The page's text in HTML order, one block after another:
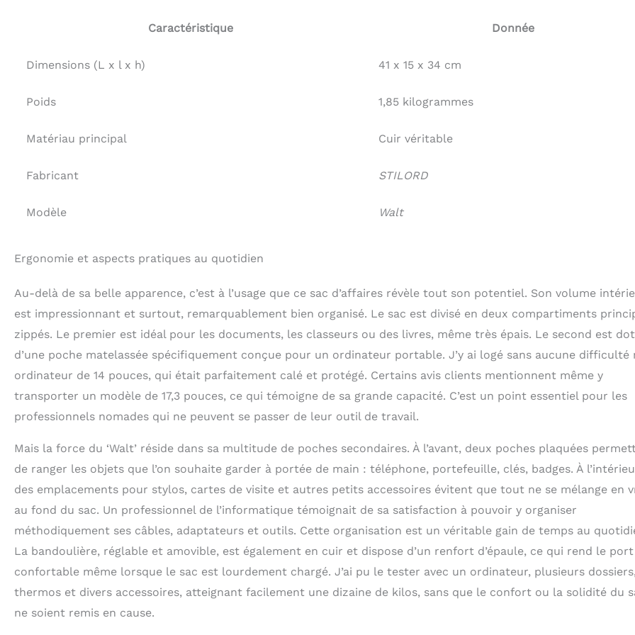
Caractéristique Donnée
Dimensions (L x l x h) 41 x 15 x 34 cm
Poids 1,85 kilogrammes
Matériau principal Cuir véritable
Fabricant STILORD
Modèle Walt
Ergonomie et aspects pratiques au quotidien
Au-delà de sa belle apparence, c’est à l’usage que ce sac d’affaires révèle tout son potentiel. Son volume
est impressionnant et surtout, remarquablement bien organisé. Le sac est divisé en deux compartiments
zippés. Le premier est idéal pour les documents, les classeurs ou des livres, même très épais. Le second est
d’une poche matelassée spécifiquement conçue pour un ordinateur portable. J’y ai logé sans aucune difficulté
ordinateur de 14 pouces, qui était parfaitement calé et protégé. Certains avis clients mentionnent même y
transporter un modèle de 17,3 pouces, ce qui témoigne de sa grande capacité. C’est un point essentiel pour les
professionnels nomades qui ne peuvent se passer de leur outil de travail.
Mais la force du ‘Walt’ réside dans sa multitude de poches secondaires. À l’avant, deux poches plaquées
de ranger les objets que l’on souhaite garder à portée de main : téléphone, portefeuille, clés, badges. À
des emplacements pour stylos, cartes de visite et autres petits accessoires évitent que tout ne se mélange en
au fond du sac. Un professionnel de l’informatique témoignait de sa satisfaction à pouvoir y organiser
méthodiquement ses câbles, adaptateurs et outils. Cette organisation est un véritable gain de temps au
La bandoulière, réglable et amovible, est également en cuir et dispose d’un renfort d’épaule, ce qui rend le port
confortable même lorsque le sac est lourdement chargé. J’ai pu le tester avec un ordinateur, plusieurs
thermos et divers accessoires, atteignant facilement une dizaine de kilos, sans que le confort ou la solidité du
ne soient remis en cause.